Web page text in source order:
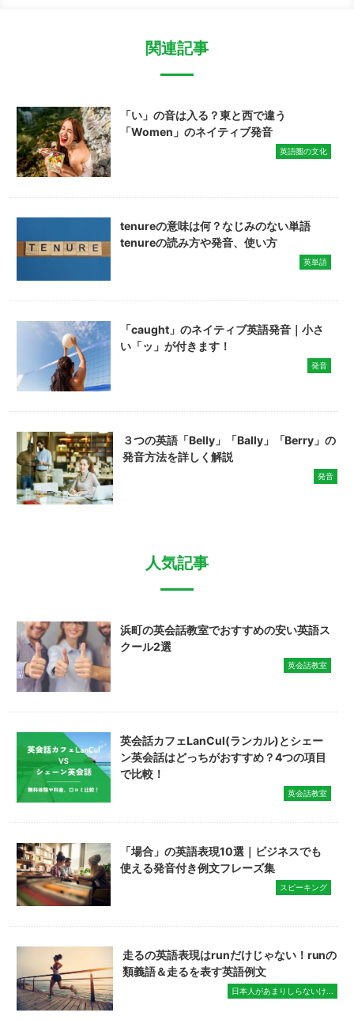
関連記事
「い」の音は入る？東と西で違う
「Women」のネイティブ発音
英語圏の文化
tenureの意味は何？なじみのない単語
tenureの読み方や発音、使い方
英単語
「caught」のネイティブ英語発音｜小さ
い「ッ」が付きます！
発音
３つの英語「Belly」「Bally」「Berry」の
発音方法を詳しく解説
発音
人気記事
浜町の英会話教室でおすすめの安い英語ス
クール2選
英会話教室
英会話カフェLanCul(ランカル)とシェー
ン英会話はどっちがおすすめ？4つの項目
で比較！
英会話教室
「場合」の英語表現10選｜ビジネスでも
使える発音付き例文フレーズ集
スピーキング
走るの英語表現はrunだけじゃない！runの
類義語＆走るを表す英語例文
日本人があまりしらないけ...